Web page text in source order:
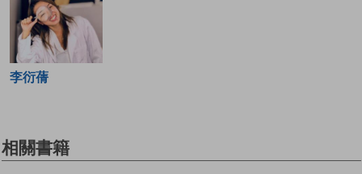
李衍蒨
相關書籍